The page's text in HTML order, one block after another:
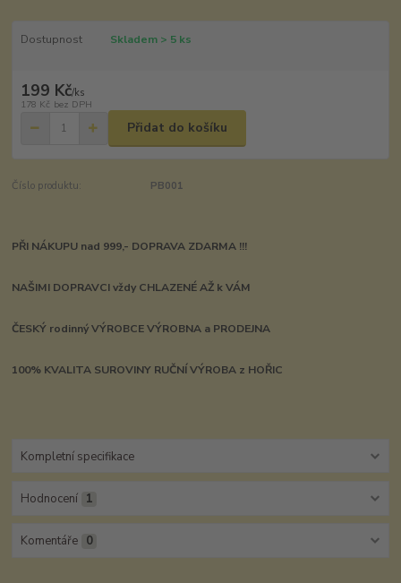
Dostupnost Skladem > 5 ks
199 Kč/ks
178 Kč bez DPH
Přidat do košíku
Číslo produktu: PB001
PŘI NÁKUPU nad 999,- DOPRAVA ZDARMA !!!
NAŠIMI DOPRAVCI vždy CHLAZENÉ AŽ k VÁM
ČESKÝ rodinný VÝROBCE VÝROBNA a PRODEJNA
100% KVALITA SUROVINY RUČNÍ VÝROBA z HOŘIC
Kompletní specifikace
Hodnocení 1
Komentáře 0